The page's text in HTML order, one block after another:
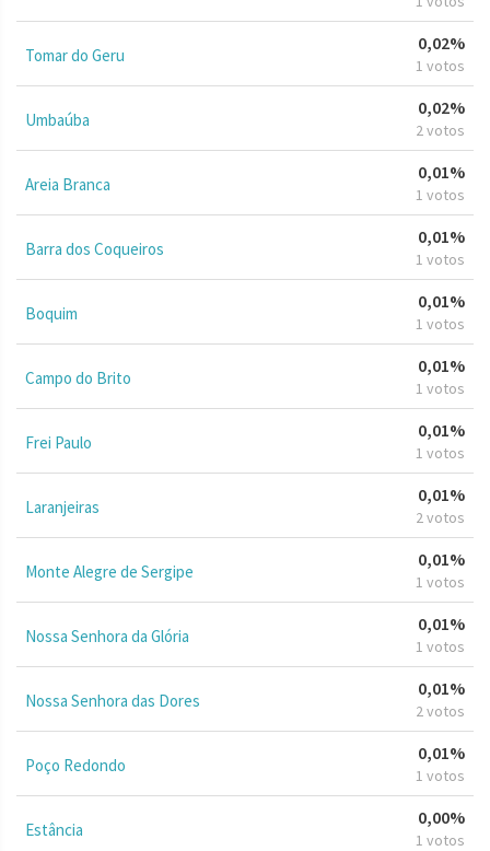
Tomar do Geru
0,02%
1 votos
Umbaúba
0,02%
2 votos
Areia Branca
0,01%
1 votos
Barra dos Coqueiros
0,01%
1 votos
Boquim
0,01%
1 votos
Campo do Brito
0,01%
1 votos
Frei Paulo
0,01%
1 votos
Laranjeiras
0,01%
2 votos
Monte Alegre de Sergipe
0,01%
1 votos
Nossa Senhora da Glória
0,01%
1 votos
Nossa Senhora das Dores
0,01%
2 votos
Poço Redondo
0,01%
1 votos
Estância
0,00%
1 votos